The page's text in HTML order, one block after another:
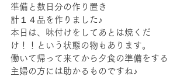
準備と数日分の作り置き
計１４品を作りました♪
本日は、味付けをしてあとは焼くだ
け！！という状態の物もあります。
働いて帰って来てから夕食の準備をする
主婦の方には助かるものですね♪